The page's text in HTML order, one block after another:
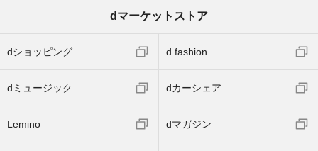
dマーケットストア
dショッピング d fashion
dミュージック dカーシェア
Lemino dマガジン